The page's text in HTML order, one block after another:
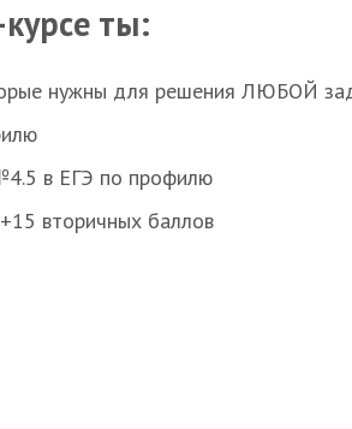
ты:
нужны для решения ЛЮБОЙ
в ЕГЭ по профилю
вторичных баллов